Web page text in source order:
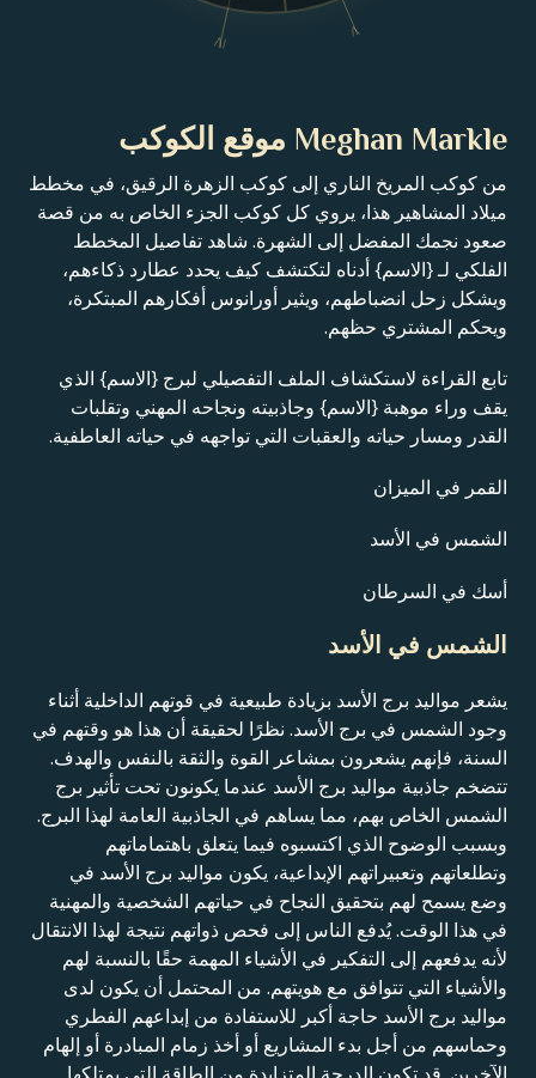
IV
V
Meghan Markle موقع الكوكب
من كوكب المريخ الناري إلى كوكب الزهرة الرقيق، في مخطط
ميلاد المشاهير هذا، يروي كل كوكب الجزء الخاص به من قصة
صعود نجمك المفضل إلى الشهرة. شاهد تفاصيل المخطط
الفلكي لـ {الاسم} أدناه لتكتشف كيف يحدد عطارد ذكاءهم،
ويشكل زحل انضباطهم، ويثير أورانوس أفكارهم المبتكرة،
ويحكم المشتري حظهم.
تابع القراءة لاستكشاف الملف التفصيلي لبرج {الاسم} الذي
يقف وراء موهبة {الاسم} وجاذبيته ونجاحه المهني وتقلبات
القدر ومسار حياته والعقبات التي تواجهه في حياته العاطفية.
القمر في الميزان
الشمس في الأسد
أسك في السرطان
الشمس في الأسد
يشعر مواليد برج الأسد بزيادة طبيعية في قوتهم الداخلية أثناء
وجود الشمس في برج الأسد. نظرًا لحقيقة أن هذا هو وقتهم في
السنة، فإنهم يشعرون بمشاعر القوة والثقة بالنفس والهدف.
تتضخم جاذبية مواليد برج الأسد عندما يكونون تحت تأثير برج
الشمس الخاص بهم، مما يساهم في الجاذبية العامة لهذا البرج.
وبسبب الوضوح الذي اكتسبوه فيما يتعلق باهتماماتهم
وتطلعاتهم وتعبيراتهم الإبداعية، يكون مواليد برج الأسد في
وضع يسمح لهم بتحقيق النجاح في حياتهم الشخصية والمهنية
في هذا الوقت. يُدفع الناس إلى فحص ذواتهم نتيجة لهذا الانتقال
لأنه يدفعهم إلى التفكير في الأشياء المهمة حقًا بالنسبة لهم
والأشياء التي تتوافق مع هويتهم. من المحتمل أن يكون لدى
مواليد برج الأسد حاجة أكبر للاستفادة من إبداعهم الفطري
وحماسهم من أجل بدء المشاريع أو أخذ زمام المبادرة أو إلهام